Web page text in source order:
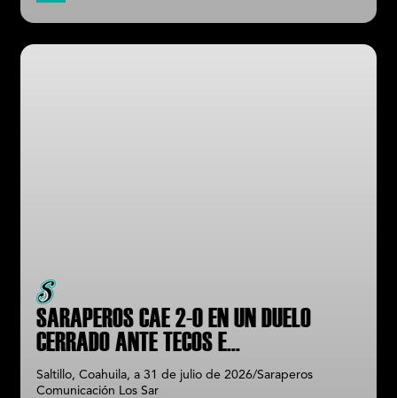
SARAPEROS CAE 2-0 EN UN DUELO
CERRADO ANTE TECOS E
Saltillo, Coahuila, a 31 de julio de 2026/Saraperos
Comunicación Los Sar